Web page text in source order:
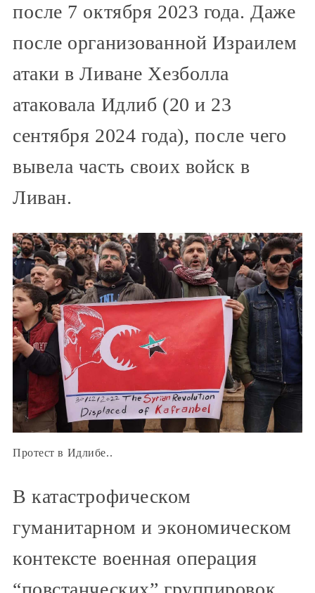
после 7 октября 2023 года. Даже
после организованной Израилем
атаки в Ливане Хезболла
атаковала Идлиб (20 и 23
сентября 2024 года), после чего
вывела часть своих войск в
Ливан.
Протест в Идлибе..
В катастрофическом
гуманитарном и экономическом
контексте военная операция